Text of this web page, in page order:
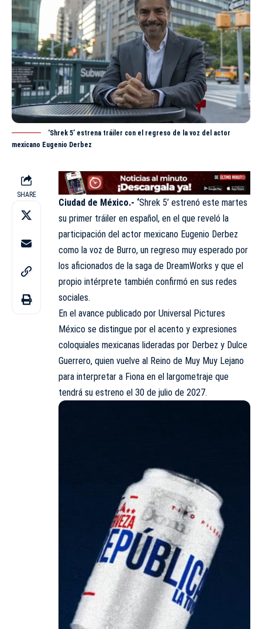
‘Shrek 5’ estrena tráiler con el regreso de la voz del actor
mexicano Eugenio Derbez
SHARE
Ciudad de México.- ‘Shrek 5’ estrenó este martes
su primer tráiler en español, en el que reveló la
participación del actor mexicano Eugenio Derbez
como la voz de Burro, un regreso muy esperado por
los aficionados de la saga de DreamWorks y que el
propio intérprete también confirmó en sus redes
sociales.
En el avance publicado por Universal Pictures
México se distingue por el acento y expresiones
coloquiales mexicanas lideradas por Derbez y Dulce
Guerrero, quien vuelve al Reino de Muy Muy Lejano
para interpretar a Fiona en el largometraje que
tendrá su estreno el 30 de julio de 2027.